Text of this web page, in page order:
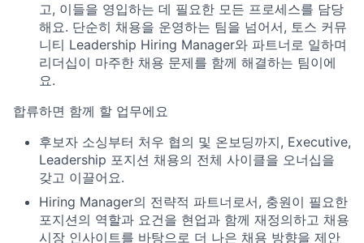
고, 이들을 영입하는 데 필요한 모든 프로세스를 담당
해요. 단순히 채용을 운영하는 팀을 넘어서, 토스 커뮤
니티 Leadership Hiring Manager와 파트너로 일하며
리더십이 마주한 채용 문제를 함께 해결하는 팀이에
요.
합류하면 함께 할 업무에요
후보자 소싱부터 처우 협의 및 온보딩까지, Executive,
Leadership 포지션 채용의 전체 사이클을 오너십을
갖고 이끌어요.
Hiring Manager의 전략적 파트너로서, 충원이 필요한
포지션의 역할과 요건을 현업과 함께 재정의하고 채용
시장 인사이트를 바탕으로 더 나은 채용 방향을 제안